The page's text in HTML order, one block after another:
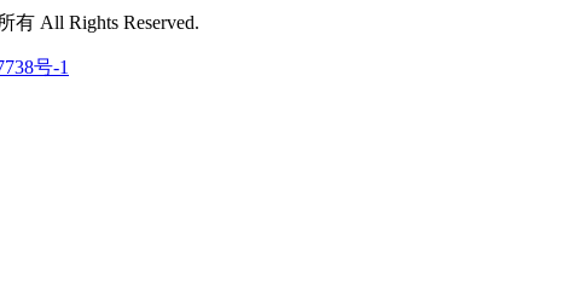
有 All Rights Reserved.
号-1